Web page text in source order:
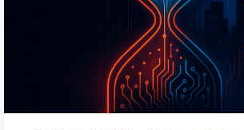
然73%的企业已经超越了试点项目，但只有
体扩展到多个部门。主要障碍不是技术性的
涉及集成复杂性、变革管理和测量切实的商
了企业导航这些挑战并实现成功AI智能体部
大多数实施失败是因为组织像对待传统软件